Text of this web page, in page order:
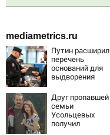
mediametrics.ru
Путин расширил
перечень
оснований для
выдворения
Друг пропавшей
семьи
Усольцевых
получил